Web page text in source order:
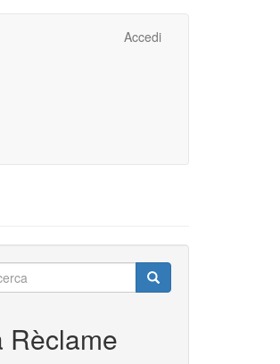
Accedi
Ricerca
Rèclame